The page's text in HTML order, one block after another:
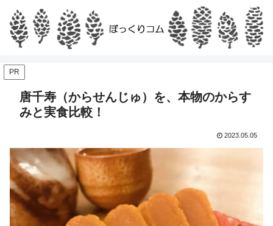
PR
唐千寿（からせんじゅ）を、本物のからす
みと実食比較！
2023.05.05